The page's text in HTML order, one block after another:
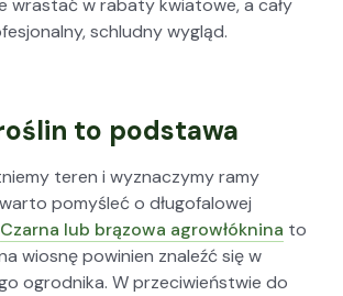
wras­tać w rabaty kwia­towe, a cały
schlud­ny wygląd.
to podstawa
teren i wyz­naczymy ramy
pomyśleć o dłu­go­falowej
Czarna lub brą­zowa agrowłókn­i­na to
wios­nę powinien znaleźć się w
ogrod­ni­ka. W prze­ci­wieńst­wie do